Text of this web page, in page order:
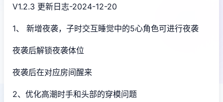
V1.2.3 更新日志-2024-12-20
1、 新增夜袭，子时交互睡觉中的5心角色可进行夜袭
夜袭后解锁夜袭体位
夜袭后在对应房间醒来
2、优化高潮时手和头部的穿模问题